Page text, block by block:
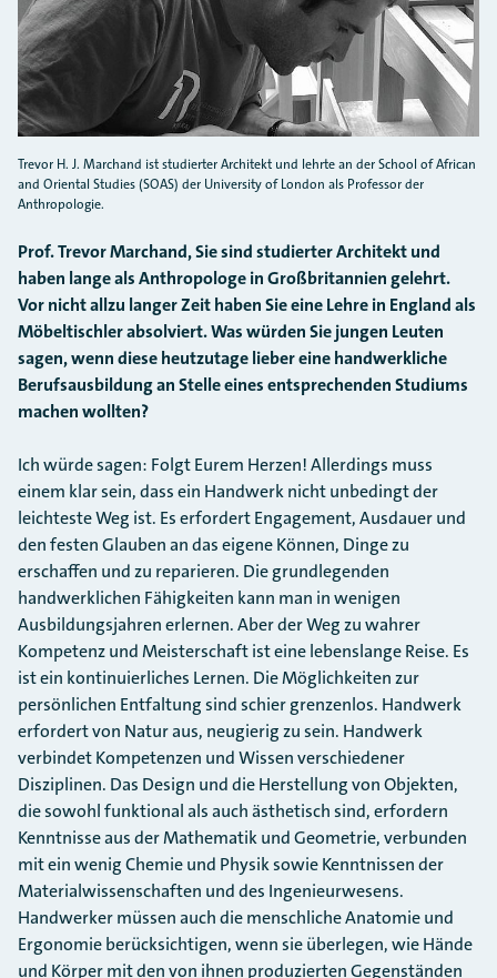
Trevor H. J. Marchand ist studierter Architekt und lehrte an der School of African
and Oriental Studies (SOAS) der University of London als Professor der
Anthropologie.
Prof. Trevor Marchand, Sie sind studierter Architekt und
haben lange als Anthropologe in Großbritannien gelehrt.
Vor nicht allzu langer Zeit haben Sie eine Lehre in England als
Möbeltischler absolviert. Was würden Sie jungen Leuten
sagen, wenn diese heutzutage lieber eine handwerkliche
Berufsausbildung an Stelle eines entsprechenden Studiums
machen wollten?
Ich würde sagen: Folgt Eurem Herzen! Allerdings muss
einem klar sein, dass ein Handwerk nicht unbedingt der
leichteste Weg ist. Es erfordert Engagement, Ausdauer und
den festen Glauben an das eigene Können, Dinge zu
erschaffen und zu reparieren. Die grundlegenden
handwerklichen Fähigkeiten kann man in wenigen
Ausbildungsjahren erlernen. Aber der Weg zu wahrer
Kompetenz und Meisterschaft ist eine lebenslange Reise. Es
ist ein kontinuierliches Lernen. Die Möglichkeiten zur
persönlichen Entfaltung sind schier grenzenlos. Handwerk
erfordert von Natur aus, neugierig zu sein. Handwerk
verbindet Kompetenzen und Wissen verschiedener
Disziplinen. Das Design und die Herstellung von Objekten,
die sowohl funktional als auch ästhetisch sind, erfordern
Kenntnisse aus der Mathematik und Geometrie, verbunden
mit ein wenig Chemie und Physik sowie Kenntnissen der
Materialwissenschaften und des Ingenieurwesens.
Handwerker müssen auch die menschliche Anatomie und
Ergonomie berücksichtigen, wenn sie überlegen, wie Hände
und Körper mit den von ihnen produzierten Gegenständen